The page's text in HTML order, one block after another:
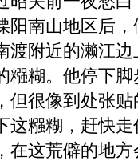
阳南山地区后
渡附近的濑江
糨糊。他停下
但很像到处张
这糨糊，赶快
在这荒僻的地